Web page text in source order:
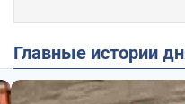
Главные истории